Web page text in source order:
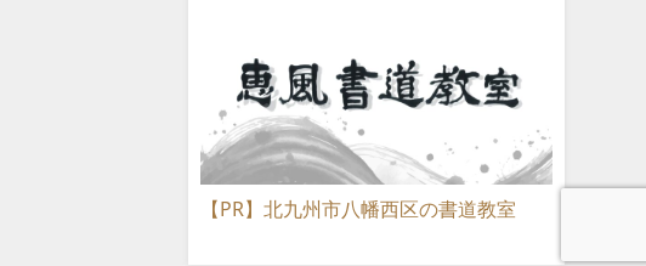
【PR】北九州市八幡西区の書道教室